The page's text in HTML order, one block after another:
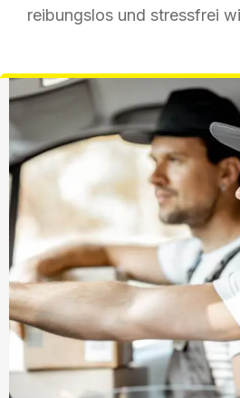
reibungslos und stressfrei